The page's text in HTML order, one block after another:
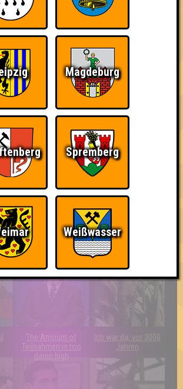
Wiederzehn macht
Freude
Schon wieder zum
Quiz?!
Quizveteran
Wir sind immer bei
Euch!
The Amount of
Teilnahmen is too
damn high
Ich war da, vor 3000
Jahren
Magdeburg
Spremberg
Weißwasser